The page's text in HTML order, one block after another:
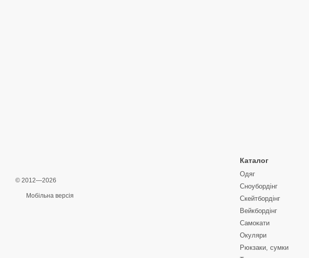
© 2012—2026
Мобільна версія
Каталог
Одяг
Сноубордiнг
Скейтбордінг
Вейкбордінг
Самокати
Окуляри
Рюкзаки, сумки